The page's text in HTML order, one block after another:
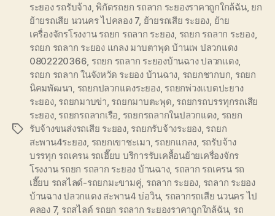
Tags
ระยอง รถรับจ้าง,พิกัดรถยก รถลาก ระยองราคาถูกใกล้ฉัน, ยก
ย้ายรถเสีย นวนคร ไปคลอง 7, ย้ายรถเสีย ระยอง ย้าย
เครื่องจักรโรงงาน รถยก รถลาก ระยอง รถยก รถลาก ระยอง,
รถยก รถลาก ระยอง แกลง มาบตาพุด บ้านเพ ปลวกแดง
0802220366 รถยก รถลาก ระยองบ้านฉาง ปลวกแดง,
รถยก รถลาก ในจังหวัด ระยอง บ้านฉาง รถยกชากบก รถยก
นิคมพัฒนา รถยกปลวกแดงระยอง, รถยกพ่วงแบตปะยาง
ระยอง, รถยกมาบข่า รถยกมาบตะพุด รถยกรถบรรทุกรถเสีย
ระยอง, รถยกรถลากเรือ รถยกรถลากในปลวกแดง รถยก
รับจ้างขนส่งรถเสีย ระยอง, รถยกรับจ้างระยอง, รถยก
สะพาน4ระยอง รถยกเขาชะเมา รถยกแกลง รถรับจ้าง
บรรทุก รถเครน รถเฮี๊ยบ บริการรับเคลื้อนย้ายเครื่องจักร
โรงงาน รถยก รถลาก ระยอง บ้านฉาง, รถลาก รถเครน รถ
เฮี๊ยบ รถสไลด์-รถยกมะขามคู่ รถลาก ระยอง รถลาก ระยอง
บ้านฉาง ปลวกแดง สะพาน4 บ่อวิน, รถลากรถเสีย นวนคร ไป
คลอง 7, รถสไลด์ รถยก รถลาก ระยองราคาถูกใกล้ฉัน, รถ